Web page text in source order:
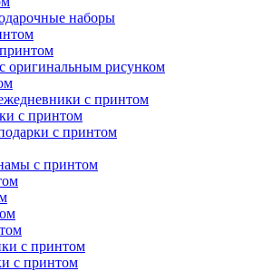
наборы
оригинальным рисунком
с принтом
с принтом
с принтом
с принтом
с принтом
с принтом